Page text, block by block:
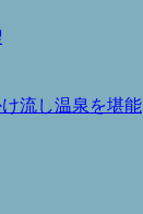
流し温泉を堪能